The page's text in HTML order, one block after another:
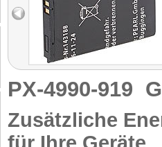
PX-4990-919
Zusätzliche